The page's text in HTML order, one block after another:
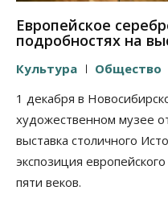
Европейское
подробностях на
Культура Общество
1 декабря в
художественном музее
выставка столичного
экспозиция
пяти веков.